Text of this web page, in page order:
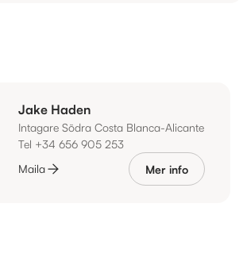
Jake Haden
Intagare Södra Costa Blanca-Alicante
Tel +34 656 905 253
Maila
Mer info